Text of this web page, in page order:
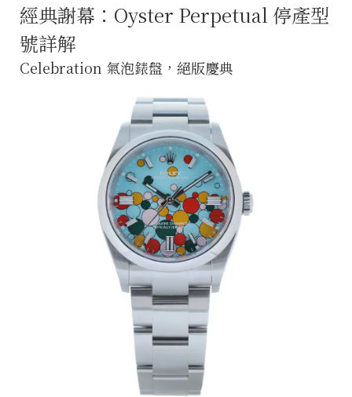
經典謝幕：Oyster Perpetual 停產型
號詳解
Celebration 氣泡錶盤，絕版慶典